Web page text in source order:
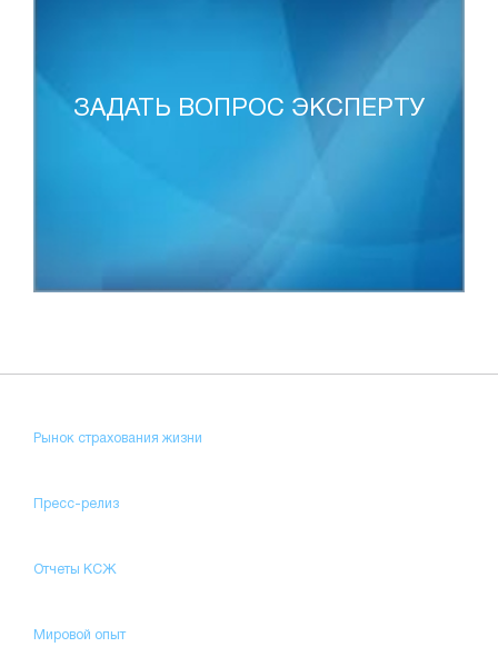
ЗАДАТЬ ВОПРОС ЭКСПЕРТУ
Рынок страхования жизни
Пресс-релиз
Отчеты КСЖ
Мировой опыт